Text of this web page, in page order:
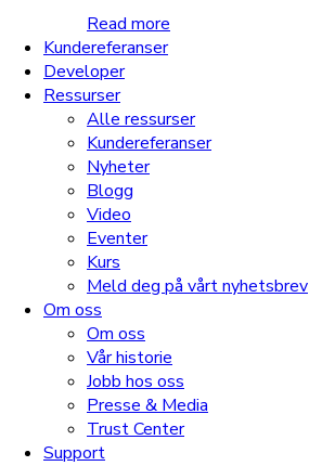
Read more
Kundereferanser
Developer
Ressurser
Alle ressurser
Kundereferanser
Nyheter
Blogg
Video
Eventer
Kurs
Meld deg på vårt nyhetsbrev
Om oss
Om oss
Vår historie
Jobb hos oss
Presse & Media
Trust Center
Support